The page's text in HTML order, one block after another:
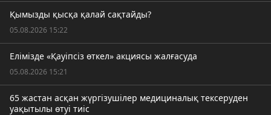
Қымызды қысқа қалай сақтайды?
05.08.2026 15:22
Елімізде «Қауіпсіз өткел» акциясы жалғасуда
05.08.2026 15:21
65 жастан асқан жүргізушілер медициналық тексеруден
уақытылы өтуі тиіс